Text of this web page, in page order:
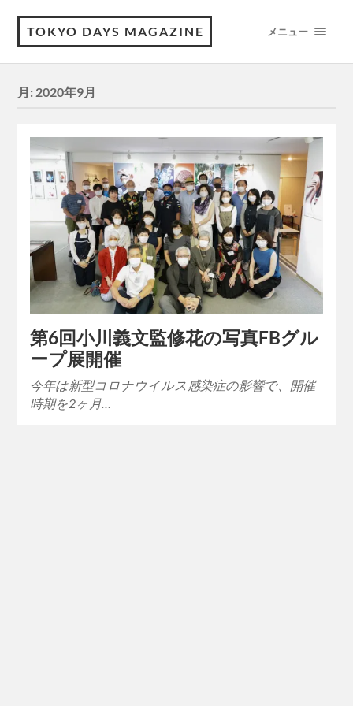
TOKYO DAYS MAGAZINE メニュー
月: 2020年9月
第6回小川義文監修花の写真FBグル
ープ展開催
今年は新型コロナウイルス感染症の影響で、開催
時期を2ヶ月…